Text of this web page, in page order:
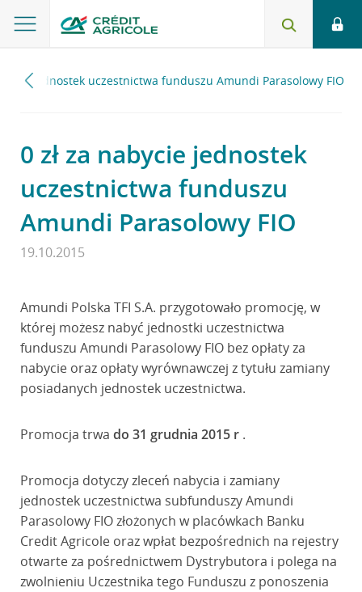
jednostek uczestnictwa funduszu Amundi Parasolowy FIO
0 zł za nabycie jednostek
uczestnictwa funduszu
Amundi Parasolowy FIO
19.10.2015
Amundi Polska TFI S.A. przygotowało promocję, w
której możesz nabyć jednostki uczestnictwa
funduszu Amundi Parasolowy FIO bez opłaty za
nabycie oraz opłaty wyrównawczej z tytułu zamiany
posiadanych jednostek uczestnictwa.
Promocja trwa do 31 grudnia 2015 r .
Promocja dotyczy zleceń nabycia i zamiany
jednostek uczestnictwa subfunduszy Amundi
Parasolowy FIO złożonych w placówkach Banku
Credit Agricole oraz wpłat bezpośrednich na rejestry
otwarte za pośrednictwem Dystrybutora i polega na
zwolnieniu Uczestnika tego Funduszu z ponoszenia